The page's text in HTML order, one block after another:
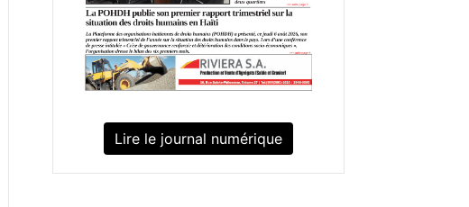
Lire le journal numérique